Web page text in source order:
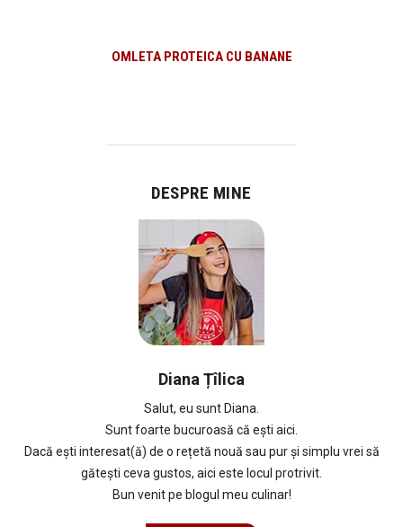
OMLETA PROTEICA CU BANANE
DESPRE MINE
Diana Țîlica
Salut, eu sunt Diana.
Sunt foarte bucuroasă că ești aici.
Dacă ești interesat(ă) de o rețetă nouă sau pur și simplu vrei să
gătești ceva gustos, aici este locul protrivit.
Bun venit pe blogul meu culinar!